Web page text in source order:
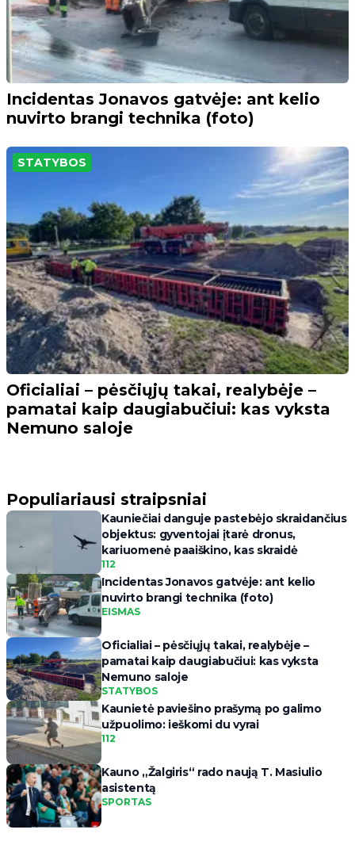
Incidentas Jonavos gatvėje: ant kelio
nuvirto brangi technika (foto)
STATYBOS
Oficialiai – pėsčiųjų takai, realybėje –
pamatai kaip daugiabučiui: kas vyksta
Nemuno saloje
Populiariausi straipsniai
Kauniečiai danguje pastebėjo skraidančius
objektus: gyventojai įtarė dronus,
kariuomenė paaiškino, kas skraidė
112
Incidentas Jonavos gatvėje: ant kelio
nuvirto brangi technika (foto)
EISMAS
Oficialiai – pėsčiųjų takai, realybėje –
pamatai kaip daugiabučiui: kas vyksta
Nemuno saloje
STATYBOS
Kaunietė paviešino prašymą po galimo
užpuolimo: ieškomi du vyrai
112
Kauno „Žalgiris“ rado naują T. Masiulio
asistentą
SPORTAS